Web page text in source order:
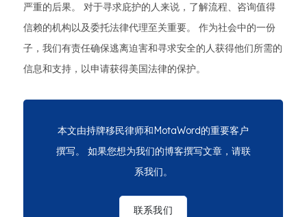
严重的后果。 对于寻求庇护的人来说，了解流程、咨询值得
信赖的机构以及委托法律代理至关重要。 作为社会中的一份
子，我们有责任确保逃离迫害和寻求安全的人获得他们所需的
信息和支持，以申请获得美国法律的保护。
本文由持牌移民律师和MotaWord的重要客户
撰写。 如果您想为我们的博客撰写文章，请联
系我们。
联系我们